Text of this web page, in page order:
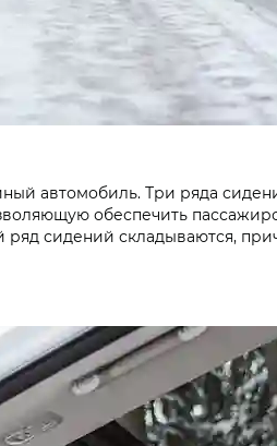
автомобиль. Три ряда
обеспечить
сидений складываются,